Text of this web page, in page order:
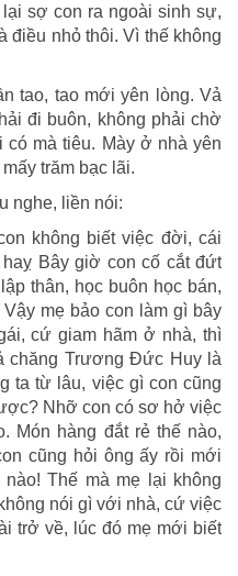
sợ con ra ngoài sinh sự,
điều nhỏ thôi. Vì thế không
tao, tao mới yên lòng. Vả
đi buôn, không phải chờ
có mà tiêu. Mày ở nhà yên
trăm bạc lãi.
nghe, liền nói:
không biết việc đời, cái
Bây giờ con cố cắt đứt
thân, học buôn học bán,
mẹ bảo con làm gì bây
cứ giam hãm ở nhà, thì
chăng Trương Đức Huy là
ta từ lâu, việc gì con cũng
Nhỡ con có sơ hở việc
Món hàng đắt rẻ thế nào,
cũng hỏi ông ấy rồi mới
Thế mà mẹ lại không
nói gì với nhà, cứ việc
trở về, lúc đó mẹ mới biết